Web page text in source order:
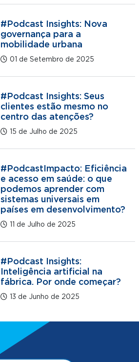
#Podcast Insights: Nova
governança para a
mobilidade urbana
01 de Setembro de 2025
#Podcast Insights: Seus
clientes estão mesmo no
centro das atenções?
15 de Julho de 2025
#PodcastImpacto: Eficiência
e acesso em saúde: o que
podemos aprender com
sistemas universais em
países em desenvolvimento?
11 de Julho de 2025
#Podcast Insights:
Inteligência artificial na
fábrica. Por onde começar?
13 de Junho de 2025